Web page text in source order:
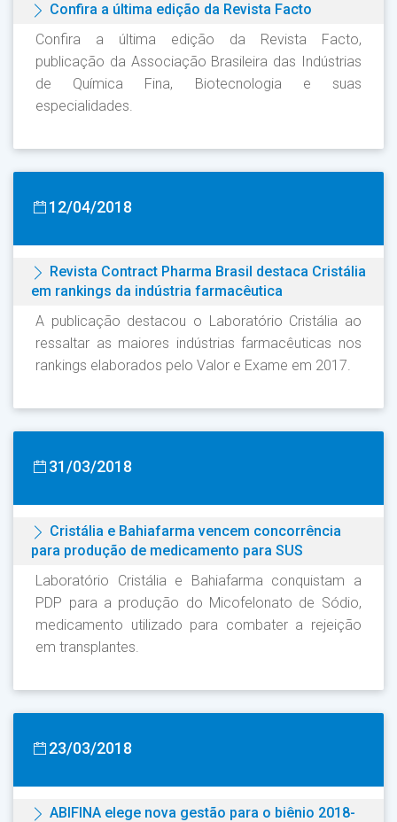
Confira a última edição da Revista Facto
Confira a última edição da Revista Facto,
publicação da Associação Brasileira das Indústrias
de Química Fina, Biotecnologia e suas
especialidades.
12/04/2018
Revista Contract Pharma Brasil destaca Cristália
em rankings da indústria farmacêutica
A publicação destacou o Laboratório Cristália ao
ressaltar as maiores indústrias farmacêuticas nos
rankings elaborados pelo Valor e Exame em 2017.
31/03/2018
Cristália e Bahiafarma vencem concorrência
para produção de medicamento para SUS
Laboratório Cristália e Bahiafarma conquistam a
PDP para a produção do Micofelonato de Sódio,
medicamento utilizado para combater a rejeição
em transplantes.
23/03/2018
ABIFINA elege nova gestão para o biênio 2018-